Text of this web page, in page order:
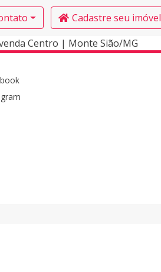
Cadastre seu imóvel
Centro | Monte Sião/MG